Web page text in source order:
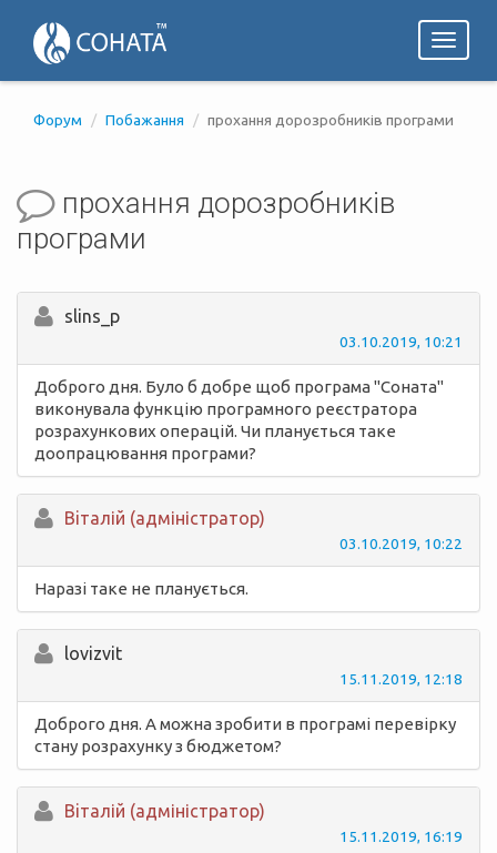
Toggle
Форум Побажання прохання дорозробників програми
прохання дорозробників
програми
slins_p
03.10.2019, 10:21
Доброго дня. Було б добре щоб програма "Соната"
виконувала функцію програмного реєстратора
розрахункових операцій. Чи планується таке
доопрацювання програми?
Вiталій (адміністратор)
03.10.2019, 10:22
Наразі таке не планується.
lovizvit
15.11.2019, 12:18
Доброго дня. А можна зробити в програмі перевірку
стану розрахунку з бюджетом?
Вiталій (адміністратор)
15.11.2019, 16:19